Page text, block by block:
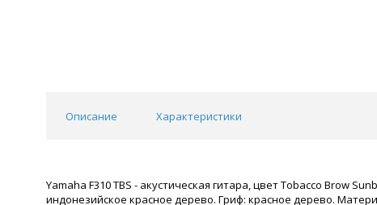
Описание Характеристики
Yamaha F310 TBS - акустическая гитара, цвет Tobacco Brow
индонезийское красное дерево. Гриф: красное дерево.